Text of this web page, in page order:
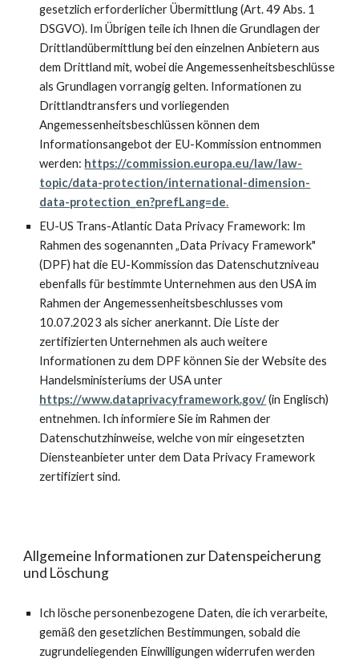
gesetzlich erforderlicher Übermittlung (Art. 49 Abs. 1
DSGVO). Im Übrigen teile ich Ihnen die Grundlagen der
Drittlandübermittlung bei den einzelnen Anbietern aus
dem Drittland mit, wobei die Angemessenheitsbeschlüsse
als Grundlagen vorrangig gelten. Informationen zu
Drittlandtransfers und vorliegenden
Angemessenheitsbeschlüssen können dem
Informationsangebot der EU-Kommission entnommen
werden: https://commission.europa.eu/law/law-
topic/data-protection/international-dimension-
data-protection_en?prefLang=de.
EU-US Trans-Atlantic Data Privacy Framework: Im
Rahmen des sogenannten „Data Privacy Framework"
(DPF) hat die EU-Kommission das Datenschutzniveau
ebenfalls für bestimmte Unternehmen aus den USA im
Rahmen der Angemessenheitsbeschlusses vom
10.07.2023 als sicher anerkannt. Die Liste der
zertifizierten Unternehmen als auch weitere
Informationen zu dem DPF können Sie der Website des
Handelsministeriums der USA unter
https://www.dataprivacyframework.gov/(in Englisch)
entnehmen. Ich informiere Sie im Rahmen der
Datenschutzhinweise, welche von mir eingesetzten
Diensteanbieter unter dem Data Privacy Framework
zertifiziert sind.
Allgemeine Informationen zur Datenspeicherung
und Löschung
Ich lösche personenbezogene Daten, die ich verarbeite,
gemäß den gesetzlichen Bestimmungen, sobald die
zugrundeliegenden Einwilligungen widerrufen werden